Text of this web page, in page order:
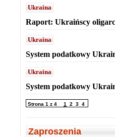
Ukraina
Raport: Ukraińscy
Ukraina
System podatkowy
Ukraina
System podatkowy
Strona 1 z 4 1 2 3 4
Zaproszenia